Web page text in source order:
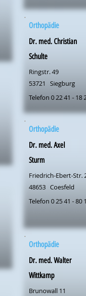
Orthopädie
Dr. med. Christian
Schulte
Ringstr. 49
53721
Siegburg
Telefon 0 22 41 - 18
Orthopädie
Dr. med. Axel
Sturm
Friedrich-Ebert-Str.
48653 Coesfeld
Telefon 0 25 41 - 80
Orthopädie
Dr. med. Walter
Wittkamp
Brunowall 11